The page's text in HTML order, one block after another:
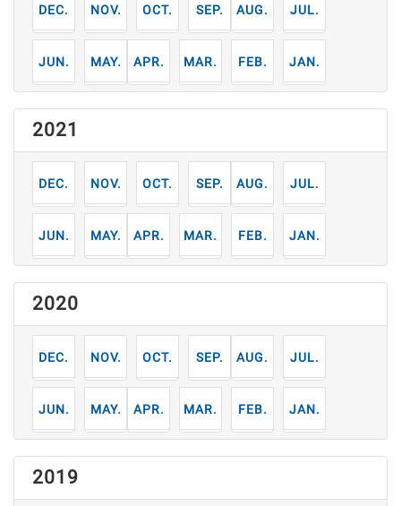
12月 11月 10月 9月 8月 7月
6月 5月 4月 3月 2月 1月
2021
12月 11月 10月 9月 8月 7月
6月 5月 4月 3月 2月 1月
2020
12月 11月 10月 9月 8月 7月
6月 5月 4月 3月 2月 1月
2019